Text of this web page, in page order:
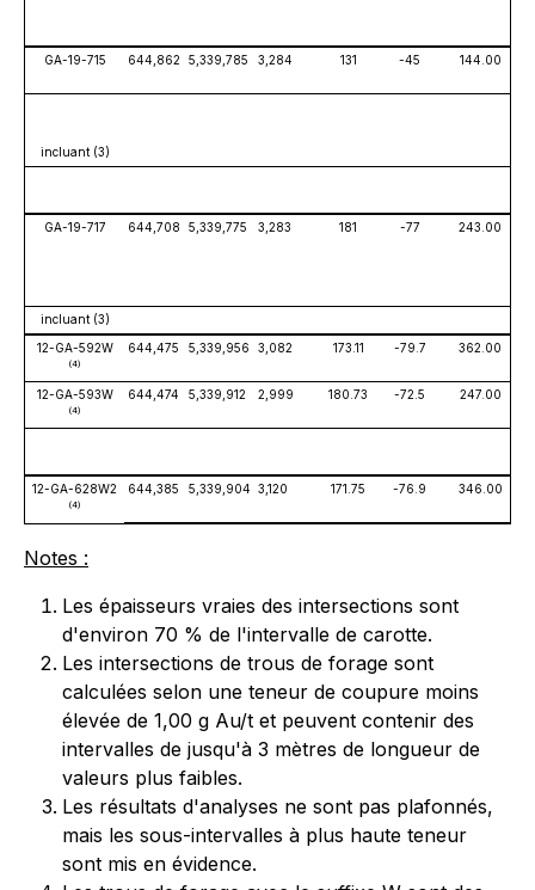
GA-19-715 644,862 5,339,785 3,284 131 -45 144.00
incluant (3)
GA-19-717 644,708 5,339,775 3,283 181 -77 243.00
incluant (3)
12-GA-592W
(4)
644,475 5,339,956 3,082 173.11 -79.7 362.00
12-GA-593W
(4)
644,474 5,339,912 2,999 180.73 -72.5 247.00
12-GA-628W2
(4)
644,385 5,339,904 3,120 171.75 -76.9 346.00
Notes :
Les épaisseurs vraies des intersections sont
d'environ 70 % de l'intervalle de carotte.
Les intersections de trous de forage sont
calculées selon une teneur de coupure moins
élevée de 1,00 g Au/t et peuvent contenir des
intervalles de jusqu'à 3 mètres de longueur de
valeurs plus faibles.
Les résultats d'analyses ne sont pas plafonnés,
mais les sous-intervalles à plus haute teneur
sont mis en évidence.